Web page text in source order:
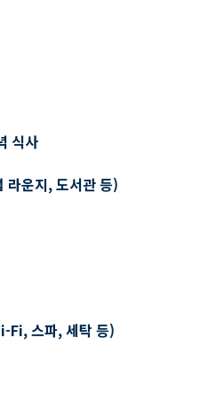
식사
라운지, 도서관 등)
Fi, 스파, 세탁 등)